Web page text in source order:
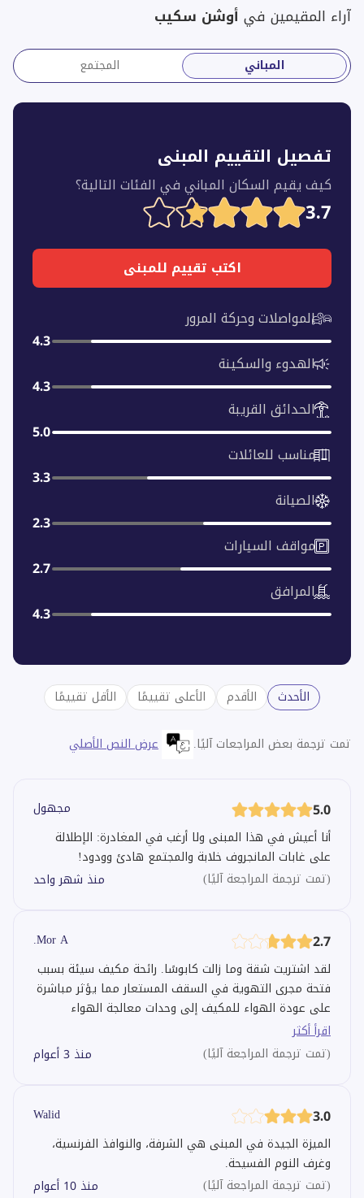
آراء المقيمين في أوشن سكيب
المباني المجتمع
تفصيل التقييم المبنى
كيف يقيم السكان المباني في الفئات التالية؟
3.7
اكتب تقييم للمبنى
المواصلات وحركة المرور
4.3
الهدوء والسكينة
4.3
الحدائق القريبة
5.0
مناسب للعائلات
3.3
الصيانة
2.3
مواقف السيارات
2.7
المرافق
4.3
الأحدث الأقدم الأعلى تقييمًا الأقل تقييمًا
تمت ترجمة بعض المراجعات آليًا. عرض النص الأصلي
5.0
مجهول
أنا أعيش في هذا المبنى ولا أرغب في المغادرة: الإطلالة
على غابات المانجروف خلابة والمجتمع هادئ وودود!
(تمت ترجمة المراجعة آليًا) منذ شهر واحد
2.7
Mor A.
لقد اشتريت شقة وما زالت كابوسًا. رائحة مكيف سيئة بسبب
فتحة مجرى التهوية في السقف المستعار مما يؤثر مباشرة
على عودة الهواء للمكيف إلى وحدات معالجة الهواء
(FCUs). فرضت عليّ داماك رسوم مياه مبردة وتكلفة عداد
وإيداع مرتين، الأولى قبل التسليم لاستهلاك السنوات
السابقة ثم بواسطة ASTA قبل توصيل المياه المبردة. جهاز
صباحًا وفي النهار. الإدارة غير قادرة على فرض السياسة في
الممر والمستأجرون يضعون أغراضهم في الممرات. أسوأ
مبنى رأيته على الإطلاق.
اقرأ أكثر
(تمت ترجمة المراجعة آليًا) منذ 3 أعوام
3.0
Walid
الميزة الجيدة في المبنى هي الشرفة، والنوافذ الفرنسية،
وغرف النوم الفسيحة.
(تمت ترجمة المراجعة آليًا) منذ 10 أعوام